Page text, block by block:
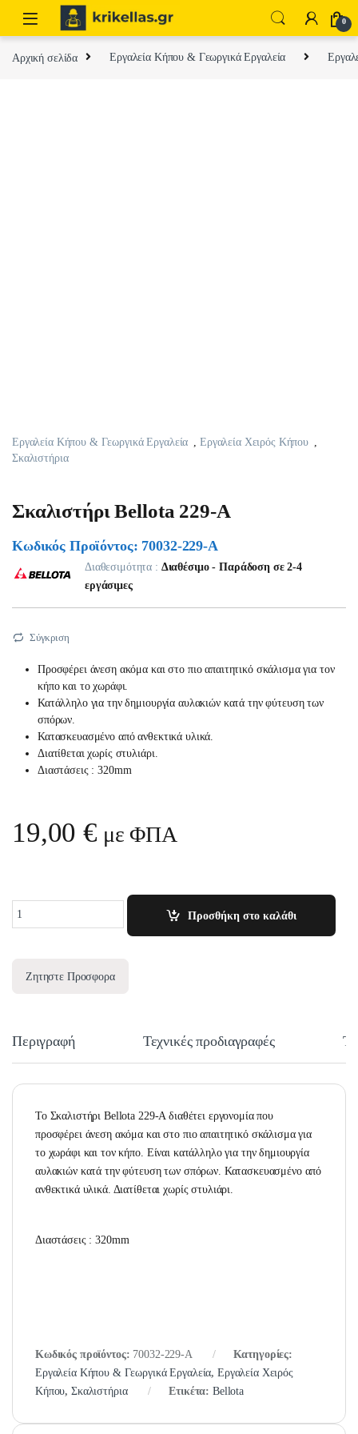
Skip to navigation
Skip to content
0
Αρχική σελίδα Εργαλεία Κήπου & Γεωργικά Εργαλεία
Εργαλεία Κήπου & Γεωργικά Εργαλεία Εργαλεία Χειρός Κήπου
Σκαλιστήρια
Σκαλιστήρι Bellota 229-A
Κωδικός Προϊόντος: 70032-229-Α
Διαθεσιμότητα : Διαθέσιμο - Παράδοση σε 2-4
εργάσιμες
Σύγκριση
Προσφέρει άνεση ακόμα και στο πιο απαιτητικό σκάλισμα για τον
κήπο και το χωράφι.
Κατάλληλο για την δημιουργία αυλακιών κατά την φύτευση των
σπόρων.
Κατασκευασμένο από ανθεκτικά υλικά.
Διατίθεται χωρίς στυλιάρι.
Διαστάσεις : 320mm
19,00€ με ΦΠΑ
Προσθήκη στο καλάθι
Ζητηστε Προσφορα
Περιγραφή Τεχνικές προδιαγραφές
Το Σκαλιστήρι Bellota 229-A διαθέτει εργονομία που
προσφέρει άνεση ακόμα και στο πιο απαιτητικό σκάλισμα για
το χωράφι και τον κήπο. Είναι κατάλληλο για την δημιουργία
αυλακιών κατά την φύτευση των σπόρων. Κατασκευασμένο από
ανθεκτικά υλικά. Διατίθεται χωρίς στυλιάρι.
Διαστάσεις : 320mm
Κωδικός προϊόντος: 70032-229-Α
Κατηγορίες:
Εργαλεία Κήπου & Γεωργικά Εργαλεία, Εργαλεία Χειρός
Κήπου,Σκαλιστήρια Ετικέτα: Bellota